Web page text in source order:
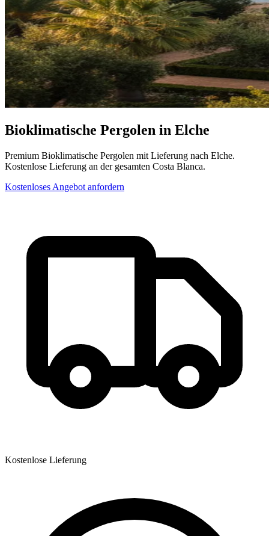
Bioklimatische Pergolen in Elche
Premium Bioklimatische Pergolen mit Lieferung nach Elche.
Kostenlose Lieferung an der gesamten Costa Blanca.
Kostenloses Angebot anfordern
Kostenlose Lieferung